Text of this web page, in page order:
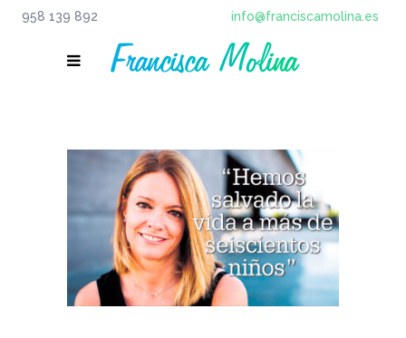
958 139 892 info@franciscamolina.es